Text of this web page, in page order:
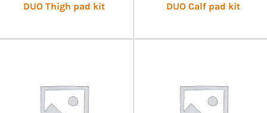
DUO Thigh pad kit DUO Calf pad kit